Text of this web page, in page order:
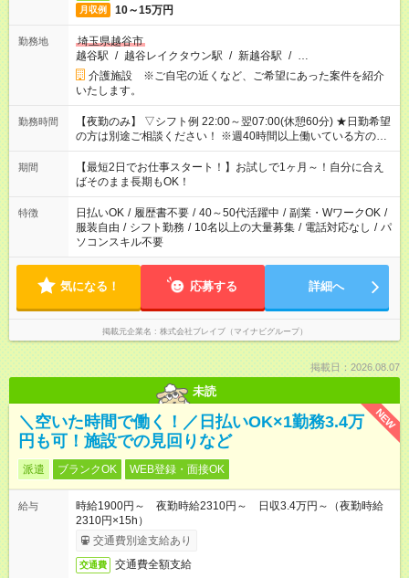
月収例 10～15万円
勤務地
埼玉県越谷市
越谷駅 / 越谷レイクタウン駅 / 新越谷駅 / …
介護施設 ※ご自宅の近くなど、ご希望にあった案件を紹介
いたします。
勤務時間
【夜勤のみ】 ▽シフト例 22:00～翌07:00(休憩60分) ★日勤希望
の方は別途ご相談ください！ ※週40時間以上働いている方のW
ワークはNG
期間
【最短2日でお仕事スタート！】お試しで1ヶ月～！自分に合え
ばそのまま長期もOK！
特徴 日払いOK / 履歴書不要 / 40～50代活躍中 / 副業・WワークOK /
服装自由 / シフト勤務 / 10名以上の大量募集 / 電話対応なし / パ
ソコンスキル不要
気になる！ 応募する 詳細へ
掲載元企業名 株式会社ブレイブ（マイナビグループ）
掲載日：2026.08.07
未読
NEW
＼空いた時間で働く！／日払いOK×1勤務3.4万
円も可！施設での見回りなど
派遣 ブランクOK WEB登録・面接OK
給与
時給1900円～ 夜勤時給2310円～ 日収3.4万円～（夜勤時給
2310円×15h）
交通費別途支給あり
交通費 交通費全額支給